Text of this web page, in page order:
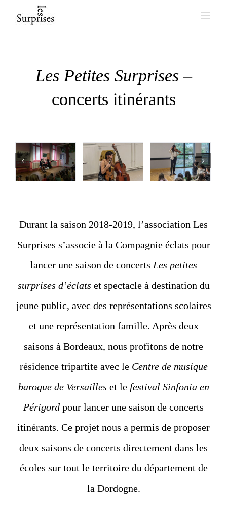
Les Petites Surprises –
concerts itinérants
Durant la saison 2018-2019, l’association Les
Surprises s’associe à la Compagnie éclats pour
lancer une saison de concerts Les petites
surprises d’éclats et spectacle à destination du
jeune public, avec des représentations scolaires
et une représentation famille. Après deux
saisons à Bordeaux, nous profitons de notre
résidence tripartite avec le Centre de musique
baroque de Versailles et le festival Sinfonia en
Périgord pour lancer une saison de concerts
itinérants. Ce projet nous a permis de proposer
deux saisons de concerts directement dans les
écoles sur tout le territoire du département de
la Dordogne.